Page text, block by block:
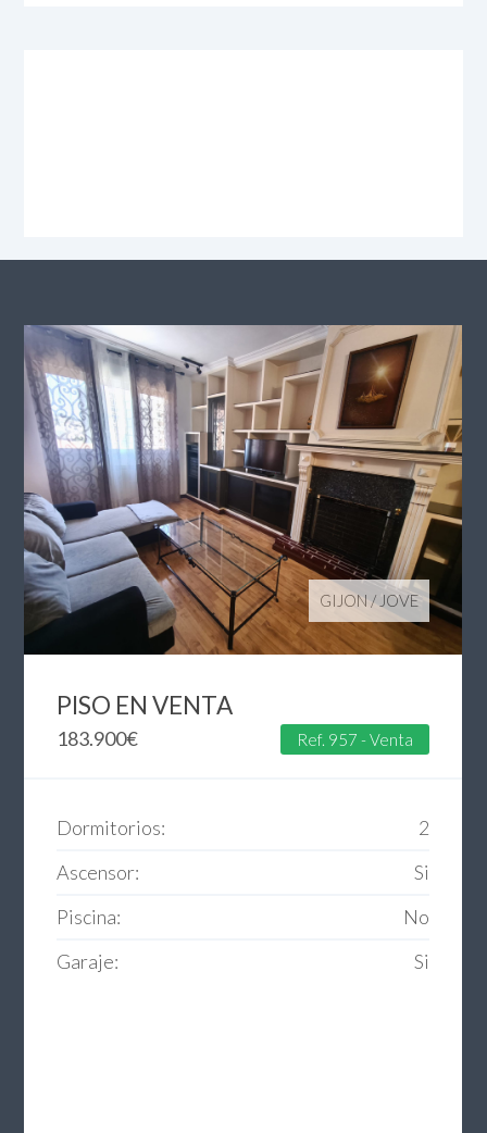
GIJON/ JOVE
PISO EN VENTA
183.900€ Ref. 957 - Venta
Dormitorios:
2
Ascensor:
Si
Piscina:
No
Garaje:
Si